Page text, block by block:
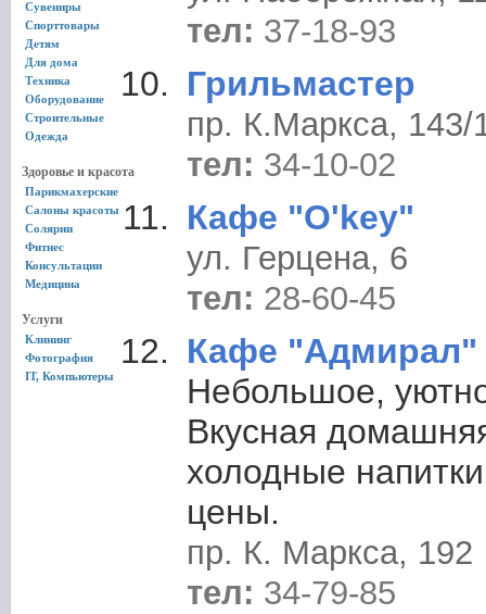
Сувениры
Спорттовары
Детям
Для дома
Техника
Оборудование
Строительные
Одежда
Здоровье и красота
Парикмахерские
Салоны красоты
Солярии
Фитнес
Консультации
Медицина
Услуги
Клининг
Фотография
IT, Компьютеры
тел: 37-18-93
Грильмастер
пр. К.Маркса, 143/
тел: 34-10-02
Кафе "O'key"
ул. Герцена, 6
тел: 28-60-45
Кафе "Адмирал"
Небольшое,
Вкусная
холодные
цены.
пр. К. Маркса, 192
тел: 34-79-85